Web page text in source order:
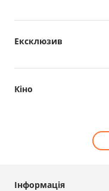
Ексклюзив
Кіно
Інформація